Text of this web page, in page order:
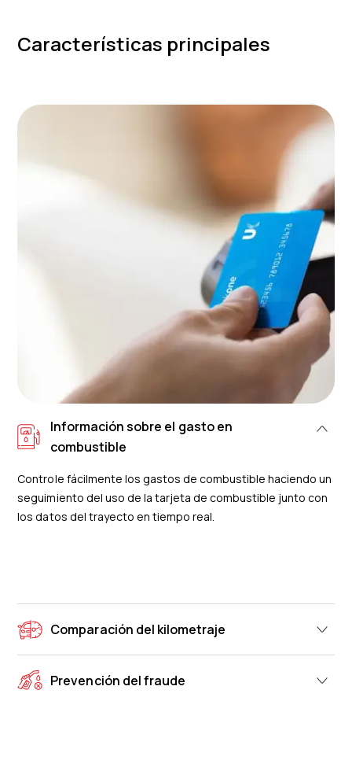
Características principales
Información sobre el gasto en
combustible
Controle fácilmente los gastos de combustible haciendo un
seguimiento del uso de la tarjeta de combustible junto con
los datos del trayecto en tiempo real.
Comparación del kilometraje
Prevención del fraude